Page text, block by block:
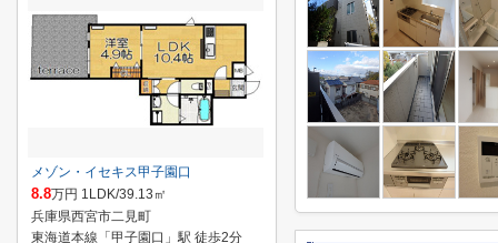
メゾン・イセキス甲子園口
8.8万円 1LDK/39.13㎡
兵庫県西宮市二見町
東海道本線「甲子園口」駅 徒歩2分